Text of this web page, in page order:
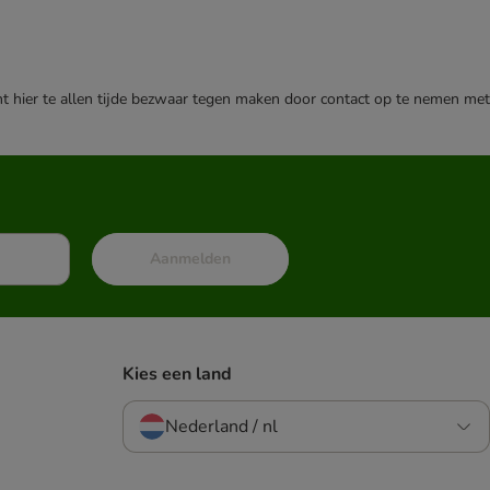
te allen tijde bezwaar tegen maken door contact op te nemen met
Aanmelden
Kies een land
Nederland / nl